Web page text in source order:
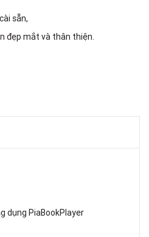
sẵn,
đẹp mắt và thân thiện.
dụng PiaBookPlayer